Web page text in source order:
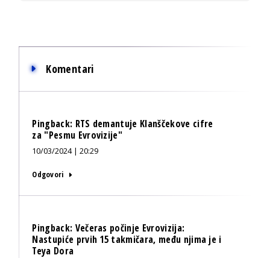
Komentari
Pingback: RTS demantuje Klanščekove cifre
za "Pesmu Evrovizije"
10/03/2024 | 20:29
Odgovori
Pingback: Večeras počinje Evrovizija:
Nastupiće prvih 15 takmičara, među njima je i
Teya Dora